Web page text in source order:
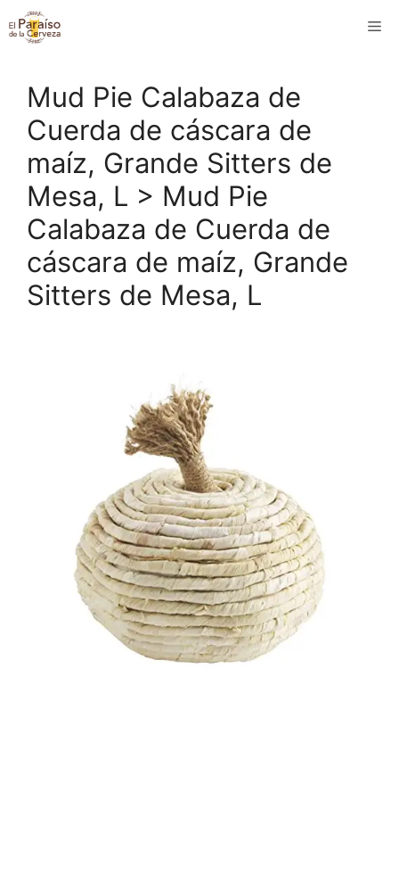
Saltar
al
Mud Pie Calabaza de
Cuerda de cáscara de
maíz, Grande Sitters de
Mesa, L > Mud Pie
Calabaza de Cuerda de
cáscara de maíz, Grande
Sitters de Mesa, L